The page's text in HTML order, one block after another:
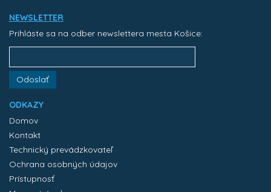
NEWSLETTER
Prihláste sa na odber newslettera mesta Košice:
Odoslať
ODKAZY
Domov
Kontakt
Technický prevádzkovateľ
Ochrana osobných údajov
Prístupnosť